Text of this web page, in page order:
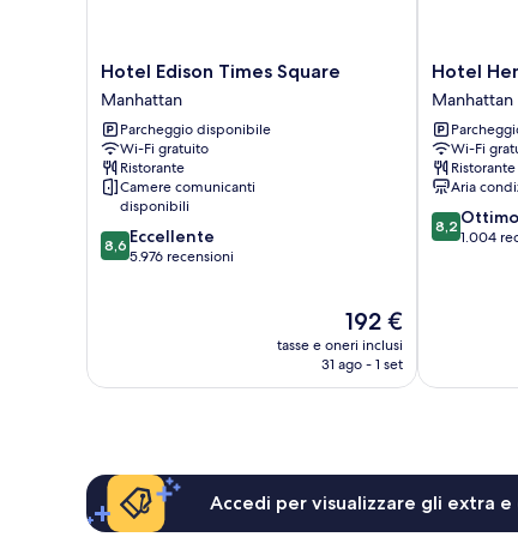
Hotel
Edison
Times
Square
Manhattan
Hotel Edison Times Square
Manhattan
Parcheggio disponibile
Wi-Fi gratuito
Ristorante
Camere comunicanti
disponibili
8.6
su
8,6 Eccellente
5.976 recensioni
Il
prezzo
attuale
192 €
tasse e oneri inclusi
31 ago - 1 set
Hotel
Henri
NY
Manhattan
Hotel
Manhattan
Wi-Fi
Ristorante
Aria
8.2
su
8,2 Ottimo
1.004
Accedi per visualizzare gli extra